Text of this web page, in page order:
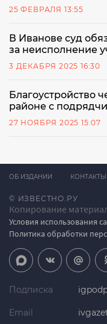
25 ФЕВРАЛЯ 13:55
В Иванове суд
за неисполнение
3 ДЕКАБРЯ 2025 16:30
Благоустройство
районе с
27 НОЯБРЯ 2025 15:07
© ИЗВЕСТНО.РУ
Копирование
Условия использования
Политика обработки
ОБ ИЗДАНИИ КОНТАКТЫ
Подписка
Email